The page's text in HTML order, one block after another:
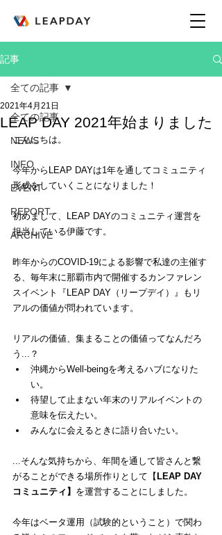
記事
全ての記事
NEWS
INFO
EVENT
REPORT
ARCHIVE
全ての記事
LEAP DAY 2021年始まりました
2021年4月21日
こんにちは。
今年からLEAP DAYは1年を通してコミュニティ
形成をしていくことになりました！
初めまして、LEAP DAYのコミュニティ運営を
担当している伊藤です。
昨年からのCOVID-19による影響で私達の主催す
る、毎年末に那覇市内で開催するカンファレン
スイベント『LEAP DAY（リープデイ）』もリ
アルの価値が問われています。
リアルの価値、集まることの価値ってなんだろ
う...？
沖縄からWell-beingを考えるハブになりた
い。
待望して止まない年末のリアルイベントの
意味を伝えたい。
みんなに会えるときに語り合いたい。
...そんな気持ちから、年間を通して皆さんと繋
がることができる場所作りとして【 LEAP DAY
コミュニティ】 を運営することにしました。
今年はベータ運用（試験的ということ）で関わ